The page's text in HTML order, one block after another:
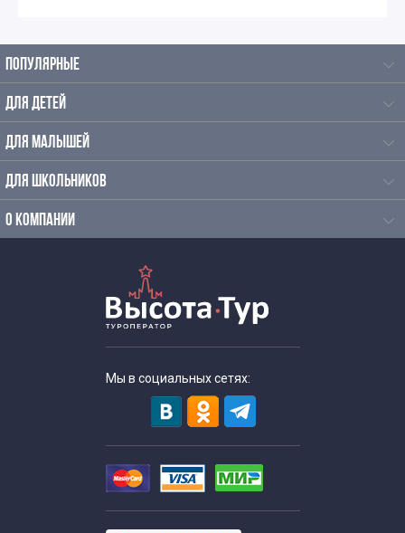
Интересные экскурсии в Москве для взрослых
Экстремальные экскурсии по заброшенным местам
Экскурсии по интересным местам по Москве
Автобусные экскурсии от аэропортов
Автобусные экскурсии по Москве от аэропорта
Вечерние экскурсии по Москве от ГУМа
Экскурсии по Москве от комсомольской площади на
ПОПУЛЯРНЫЕ
ДЛЯ ДЕТЕЙ
ДЛЯ МАЛЫШЕЙ
ДЛЯ ШКОЛЬНИКОВ
О КОМПАНИИ
Мы в социальных сетях: